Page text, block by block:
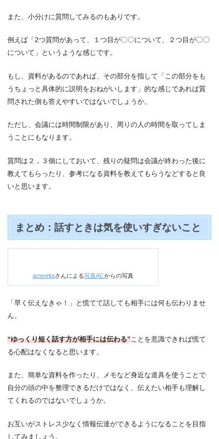
また、小分けに質問してみるのもありです。
例えば「2つ質問があって、１つ目が〇〇について、２つ目が〇〇
について」というような感じです。
もし、資料があるのであれば、その部分を指して「この部分をも
うちょっと具体的に説明をおねがいします」的な感じであれば質
問された側も答えやすいではないでしょうか。
ただし、会議には時間制限があり、周りの人の時間を取ってしま
うことにもなります。
質問は２，３個にしておいて、残りの疑問は会議が終わった後に
教えてもらったり、参考になる資料を教えてもらうなどすると良
いと思います。
まとめ：話すときは気を使いすぎないこと
acworksさんによる写真ACからの写真
「早く伝えなきゃ！」と慌てて話しても相手には何も伝わりませ
ん。
“ゆっくり短く話す方が相手には伝わる”ことを意識できれば慌て
る心配はなくなると思います。
また、簡単な資料を作ったり、メモなど身近な道具を使うことで
自分の頭の中を整理できるだけではなく、伝えたい相手も理解し
てくれるのではないでしょうか。
お互いがストレス少なく情報伝達ができるようになることを目指
してみましょう。